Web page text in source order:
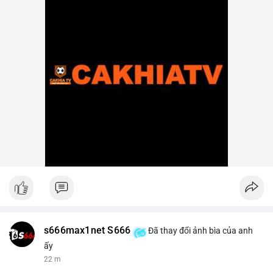
s666max1net S666
Đã thay đổi ảnh bìa của anh
ấy
22 m